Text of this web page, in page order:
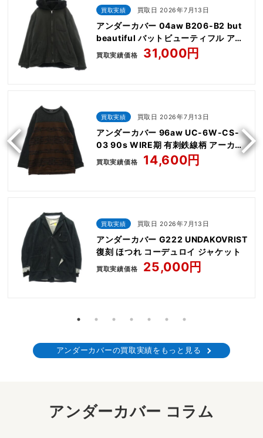
買取実績 買取日 2026年7月13日
アンダーカバー 04aw B206-B2 but
beautiful バットビューティフル アー
カイブ ワームホール ダメージ加工 ジ
ップアップ パーカー
買取実績価格 31,000円
買取実績 買取日 2026年7月13日
アンダーカバー 96aw UC-6W-CS-
03 90s WIRE期 有刺鉄線柄 アーカイ
ブ 初期 ウール ニット
買取実績価格 14,600円
買取実績 買取日 2026年7月13日
アンダーカバー G222 UNDAKOVRIST
復刻 ほつれ コーデュロイ ジャケット
買取実績価格 25,000円
アンダーカバーの買取実績をもっと見る
アンダーカバー コラム